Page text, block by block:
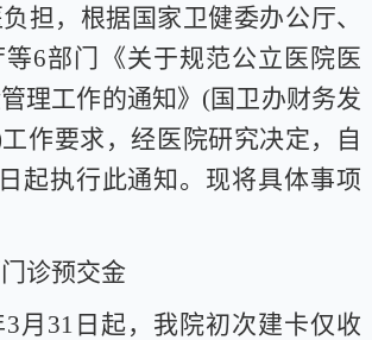
担，根据国家卫健委办公厅、
等6部门《关于规范公立医院医
理工作的通知》(国卫办财务发
工作要求，经医院研究决定，自
起执行此通知。现将具体事项
诊预交金
3月31日起，我院初次建卡仅收